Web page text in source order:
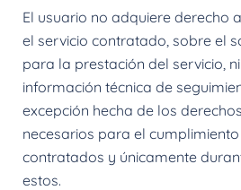
El usuario no adquiere derecho
el servicio contratado, sobre el
para la prestación del servicio,
información técnica de
excepción hecha de los
necesarios para el
contratados y únicamente
estos.